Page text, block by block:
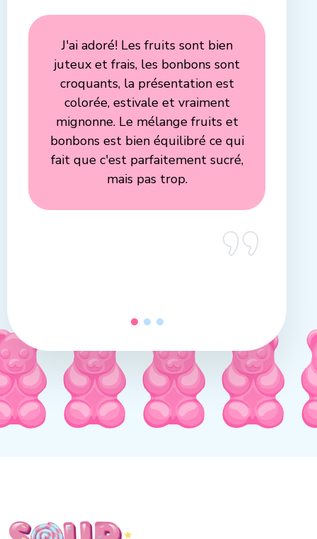
J'ai adoré! Les fruits sont bien
juteux et frais, les bonbons sont
croquants, la présentation est
colorée, estivale et vraiment
mignonne. Le mélange fruits et
bonbons est bien équilibré ce qui
fait que c'est parfaitement sucré,
mais pas trop.